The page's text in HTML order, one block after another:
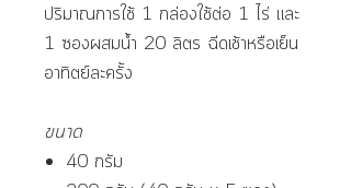
ปริมาณการใช้ 1 กล่องใช้ต่อ 1 ไร่ และ
1 ซองผสมน้ำ 20 ลิตร ฉีดเช้าหรือเย็น
อาทิตย์ละครั้ง
ขนาด
40 กรัม